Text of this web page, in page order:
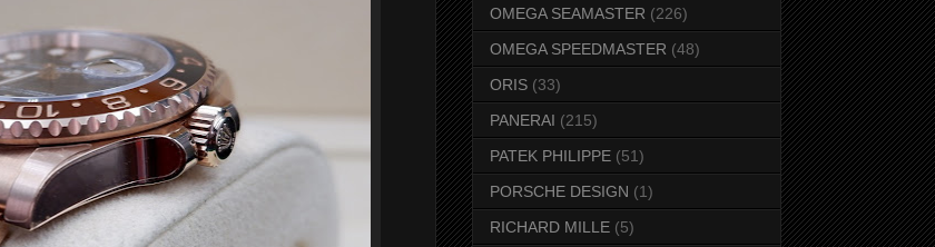
OMEGA SEAMASTER (226)
OMEGA SPEEDMASTER (48)
ORIS (33)
PANERAI (215)
PATEK PHILIPPE (51)
PORSCHE DESIGN (1)
RICHARD MILLE (5)